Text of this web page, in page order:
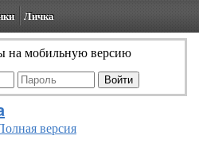
Личка
на мобильную версию
версия